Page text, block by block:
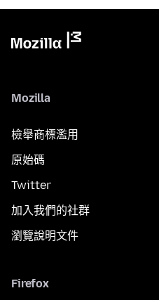
Mozilla
檢舉商標濫用
原始碼
Twitter
加入我們的社群
瀏覽說明文件
Firefox